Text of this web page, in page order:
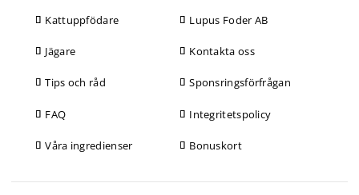
Kattuppfödare
Jägare
Tips och råd
FAQ
Våra ingredienser
Lupus Foder AB
Kontakta oss
Sponsringsförfrågan
Integritetspolicy
Bonuskort